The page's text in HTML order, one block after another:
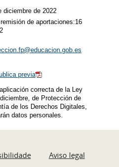
diciembre de 2022
de aportaciones:16
previa
correcta de la Ley
de Protección de
de los Derechos Digitales,
datos personales.
Aviso legal